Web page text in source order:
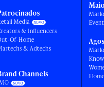
Media
& Influencers
Of-Home
& Adtechs
Channels
Maio